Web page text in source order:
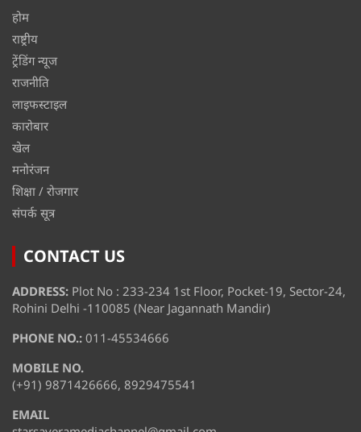
होम
राष्ट्रीय
ट्रेंडिंग न्यूज
राजनीति
लाइफस्टाइल
कारोबार
खेल
मनोरंजन
शिक्षा / रोजगार
संपर्क सूत्र
CONTACT US
ADDRESS: Plot No : 233-234 1st Floor, Pocket-19, Sector-24,
Rohini Delhi -110085 (Near Jagannath Mandir)
PHONE NO.: 011-45534666
MOBILE NO.
(+91) 9871426666, 8929475541
EMAIL